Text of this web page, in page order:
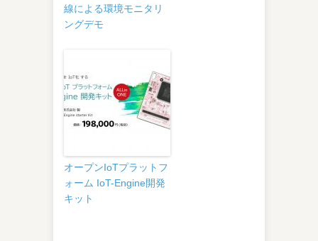
線による環境モニタリ
ングデモ
オープンIoTプラットフ
ォーム IoT-Engine開発
キット